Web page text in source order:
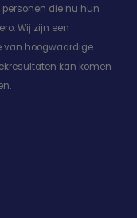
die nu hun
Wij zijn een
van hoogwaardige
kan komen